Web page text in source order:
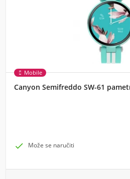
Mobile
Canyon Semifreddo SW-61
 Može se naručiti